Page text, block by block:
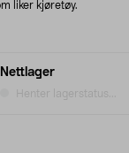
Nettlager
Henter lagerstatus...
liker kjøretøy.